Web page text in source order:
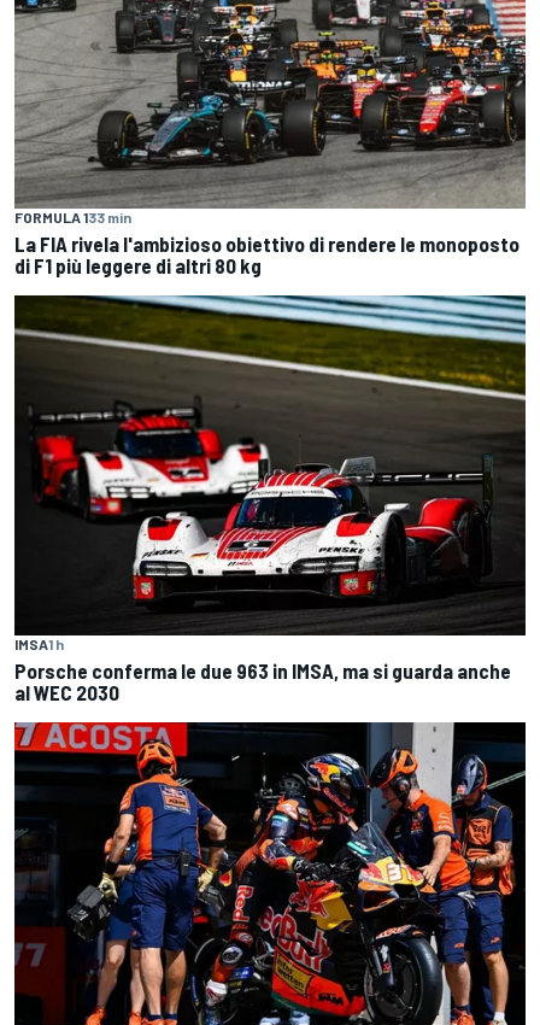
FORMULA 133 min
La FIA rivela l'ambizioso obiettivo di rendere le monoposto
di F1 più leggere di altri 80 kg
IMSA1 h
Porsche conferma le due 963 in IMSA, ma si guarda anche
al WEC 2030